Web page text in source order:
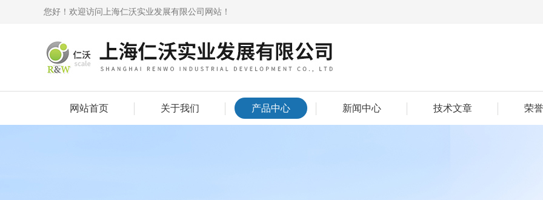
您好！欢迎访问上海仁沃实业发展有限公司网站！
网站首页 关于我们 产品中心 新闻中心 技术文章 荣